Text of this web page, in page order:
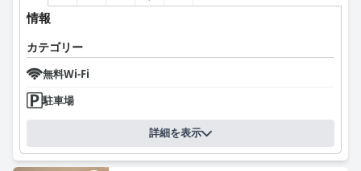
情報
カテゴリー
無料Wi-Fi
駐車場
詳細を表示